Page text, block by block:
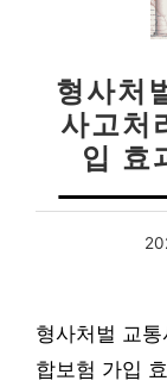
형사처
사고처
입 효
형사처벌 교
합보험 가입